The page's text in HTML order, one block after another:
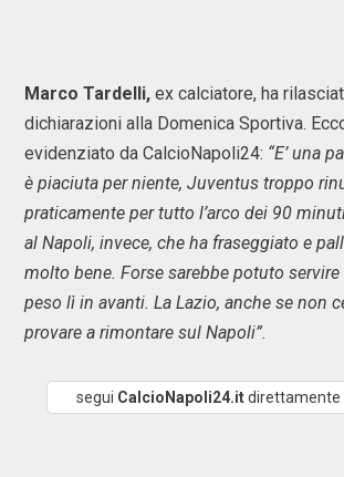
Marco Tardelli, ex calciatore, ha
dichiarazioni alla Domenica Sportiva.
evidenziato da CalcioNapoli24: “E’ una
è piaciuta per niente, Juventus troppo
praticamente per tutto l’arco dei 90
al Napoli, invece, che ha fraseggiato e
molto bene. Forse sarebbe potuto
peso lì in avanti. La Lazio, anche se non
provare a rimontare sul Napoli”.
segui CalcioNapoli24.itdirettamente